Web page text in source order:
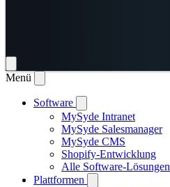
Menü
Software
MySyde Intranet
MySyde Salesmanager
MySyde CMS
Shopify-Entwicklung
Alle Software-Lösungen
Plattformen